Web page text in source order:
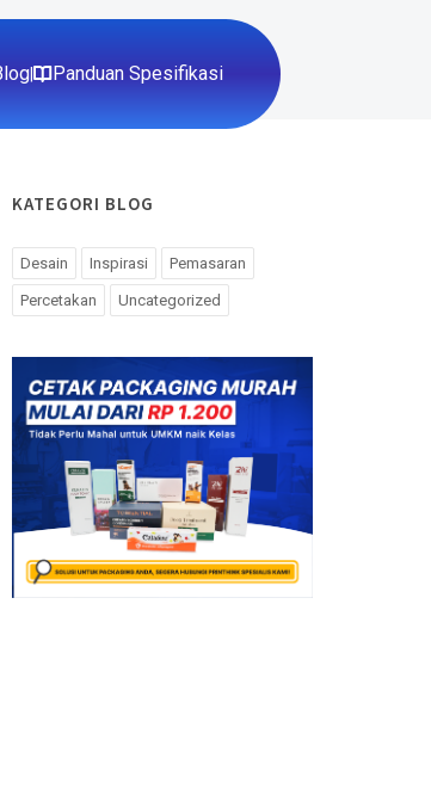
| Panduan Spesifikasi
KATEGORI BLOG
Desain Inspirasi Pemasaran
Percetakan Uncategorized